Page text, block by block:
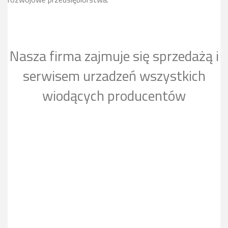
Nasza firma zajmuje się sprzedażą i
serwisem urzadzeń wszystkich
wiodących producentów